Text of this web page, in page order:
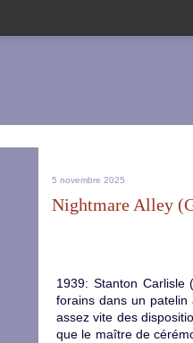
5 novembre 2025
Nightmare Alley
1939: Stanton Carlisle
forains dans un
assez vite des
que le maître de